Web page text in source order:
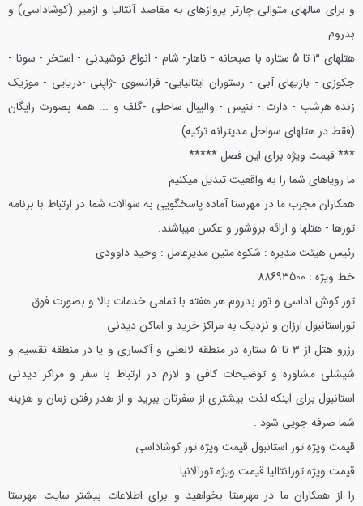
و برای سالهای متوالی چارتر پروازهای به مقاصد آنتالیا و ازمیر (کوشاداسی) و
بدروم
هتلهای 3 تا 5 ستاره با صبحانه - ناهار- شام - انواع نوشیدنی - استخر - سونا -
جکوزی - بازیهای آبی - رستوران ایتالیایی- فرانسوی -ژاپنی -دریایی - موزیک
زنده هرشب - دارت - تنیس - والیبال ساحلی -گلف و ... همه بصورت رایگان
(فقط در هتلهای سواحل مدیترانه ترکیه)
*** قیمت ویژه برای این فصل *****
ما رویاهای شما را به واقعیت تبدیل میکنیم
همکاران مجرب ما در مهرستا آماده پاسخگویی به سوالات شما در ارتباط با برنامه
تورها - هتلها و ارائه بروشور و عکس میباشند.
رئیس هیئت مدیره : شکوه متینمدیرعامل : وحید داوودی
خط ویژه : 88693500
تور کوش آداسی و تور بدروم هر هفته با تمامی خدمات بالا و بصورت فوق
توراستانبول ارزان و نزدیک به مراکز خرید و اماکن دیدنی
رزرو هتل از 3 تا 5 ستاره در منطقه لالعلی و آکساری و یا در منطقه تقسیم و
شیشلی مشاوره و توضیحات کافی و لازم در ارتباط با سفر و مراکز دیدنی
استانبول برای اینکه لذت بیشتری از سفرتان ببرید و از هدر رفتن زمان و هزینه
شما صرفه جویی شود .
قیمت ویژه تور استانبولقیمت ویژه تور کوشاداسی
قیمت ویژه تورآنتالیاقیمت ویژه تورآلانیا
را از همکاران ما در مهرستا بخواهید و برای اطلاعات بیشتر سایت مهرستا